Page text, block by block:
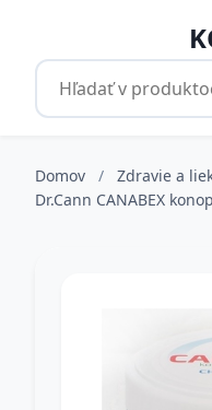
Domov / Zdravie a
Dr.Cann CANABEX